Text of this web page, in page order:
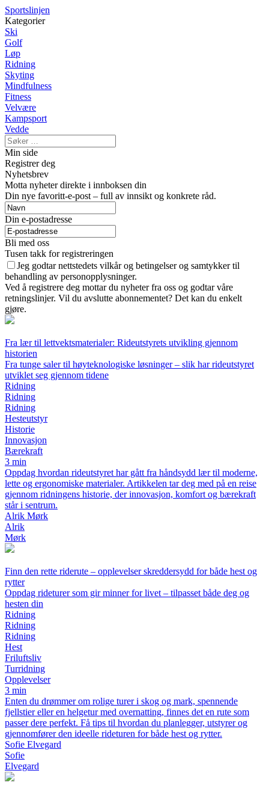
Sportslinjen
Kategorier
Ski
Golf
Løp
Ridning
Skyting
Mindfulness
Fitness
Velvære
Kampsport
Vedde
Min side
Registrer deg
Nyhetsbrev
Motta nyheter direkte i innboksen din
Din nye favoritt-e-post – full av innsikt og konkrete råd.
Din e-postadresse
Bli med oss
Tusen takk for registreringen
Jeg godtar nettstedets vilkår og betingelser og samtykker til
behandling av personopplysninger.
Ved å registrere deg mottar du nyheter fra oss og godtar våre
retningslinjer. Vil du avslutte abonnementet? Det kan du enkelt
gjøre.
Fra lær til lettvektsmaterialer: Rideutstyrets utvikling gjennom
historien
Fra tunge saler til høyteknologiske løsninger – slik har rideutstyret
utviklet seg gjennom tidene
Ridning
Ridning
Ridning
Hesteutstyr
Historie
Innovasjon
Bærekraft
3 min
Oppdag hvordan rideutstyret har gått fra håndsydd lær til moderne,
lette og ergonomiske materialer. Artikkelen tar deg med på en reise
gjennom ridningens historie, der innovasjon, komfort og bærekraft
står i sentrum.
Alrik Mørk
Alrik
Mørk
Finn den rette riderute – opplevelser skreddersydd for både hest og
rytter
Oppdag rideturer som gir minner for livet – tilpasset både deg og
hesten din
Ridning
Ridning
Ridning
Hest
Friluftsliv
Turridning
Opplevelser
3 min
Enten du drømmer om rolige turer i skog og mark, spennende
fjellstier eller en helgetur med overnatting, finnes det en rute som
passer dere perfekt. Få tips til hvordan du planlegger, utstyrer og
gjennomfører den ideelle rideturen for både hest og rytter.
Sofie Elvegard
Sofie
Elvegard